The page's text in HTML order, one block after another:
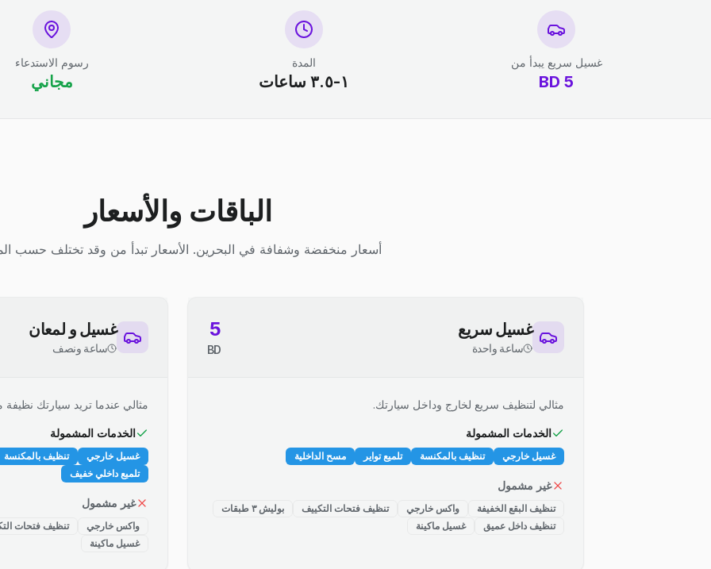
غسيل سريع يبدأ من
5
BD
المدة
١-٣.٥ ساعات
رسوم الاستدعاء
مجاني
الباقات والأسعار
أسعار منخفضة وشفافة في البحرين. الأسعار تبدأ من وقد تختلف حسب
غسيل سريع
ساعة واحدة
5
BD
مثالي لتنظيف سريع لخارج وداخل سيارتك.
الخدمات المشمولة
غسيل خارجي تنظيف بالمكنسة تلميع تواير مسح الداخلية
غير مشمول
تنظيف البقع الخفيفة واكس خارجي تنظيف فتحات التكييف
بوليش ٣ طبقات
تنظيف داخل عميق
غسيل ماكينة
غسيل و لمعان
ساعة ونصف
مثالي عندما تريد سيارتك
الخدمات المشمولة
غسيل خارجي تنظيف بالمكنسة
تلميع داخلي خفيف
غير مشمول
واكس خارجي تنظيف فتحات
غسيل ماكينة